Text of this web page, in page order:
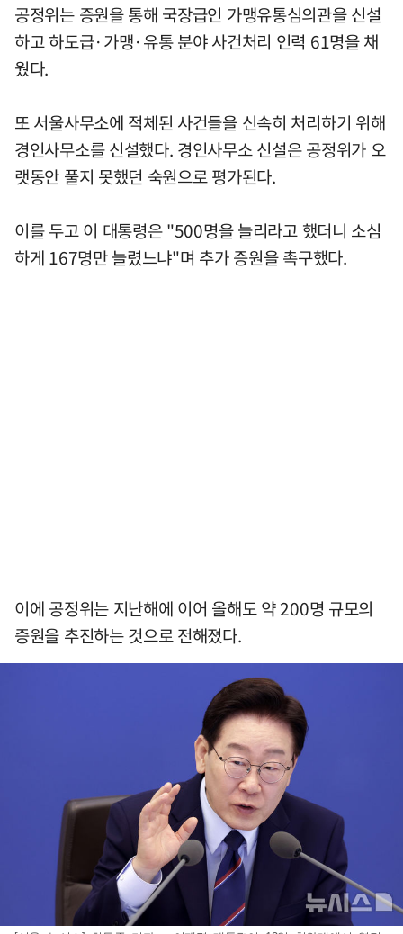
공정위는 증원을 통해 국장급인 가맹유통심의관을 신설
하고 하도급·가맹·유통 분야 사건처리 인력 61명을 채
웠다.
또 서울사무소에 적체된 사건들을 신속히 처리하기 위해
경인사무소를 신설했다. 경인사무소 신설은 공정위가 오
랫동안 풀지 못했던 숙원으로 평가된다.
이를 두고 이 대통령은 "500명을 늘리라고 했더니 소심
하게 167명만 늘렸느냐"며 추가 증원을 촉구했다.
이에 공정위는 지난해에 이어 올해도 약 200명 규모의
증원을 추진하는 것으로 전해졌다.